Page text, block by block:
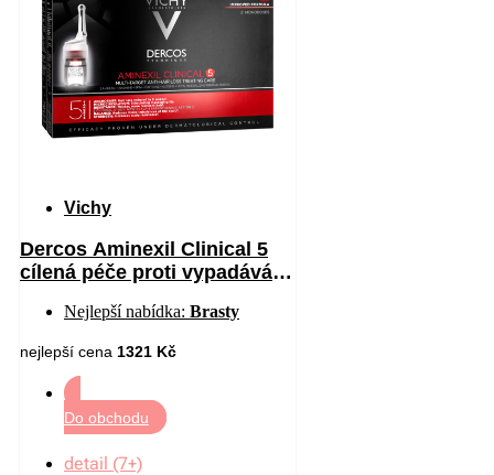
Vichy
Dercos Aminexil Clinical 5
cílená péče proti vypadávání
Nejlepší nabídka: Brasty
nejlepší cena 1321 Kč
Do obchodu
detail (7+)